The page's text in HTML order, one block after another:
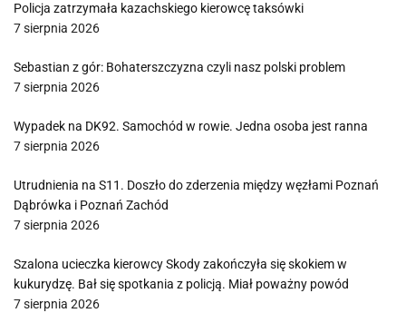
Policja zatrzymała kazachskiego kierowcę taksówki
7 sierpnia 2026
Sebastian z gór: Bohaterszczyzna czyli nasz polski problem
7 sierpnia 2026
Wypadek na DK92. Samochód w rowie. Jedna osoba jest ranna
7 sierpnia 2026
Utrudnienia na S11. Doszło do zderzenia między węzłami Poznań
Dąbrówka i Poznań Zachód
7 sierpnia 2026
Szalona ucieczka kierowcy Skody zakończyła się skokiem w
kukurydzę. Bał się spotkania z policją. Miał poważny powód
7 sierpnia 2026